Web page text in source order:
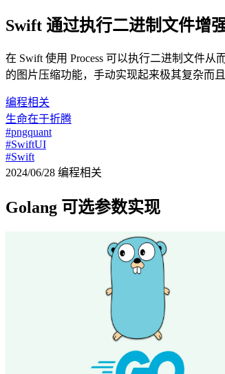
Swift 通过执行二进制文件增
在 Swift 使用 Process 可以执行二进制文件
的图片压缩功能，手动实现起来极其复杂而
编程相关
生命在于折腾
#pngquant
#SwiftUI
#Swift
2024/06/28 编程相关
Golang 可选参数实现